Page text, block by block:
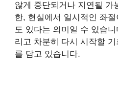
않게 중단되거나 지연될 가
한, 현실에서 일시적인 좌
도 있다는 의미일 수 있습
리고 차분히 다시 시작할
를 담고 있습니다.